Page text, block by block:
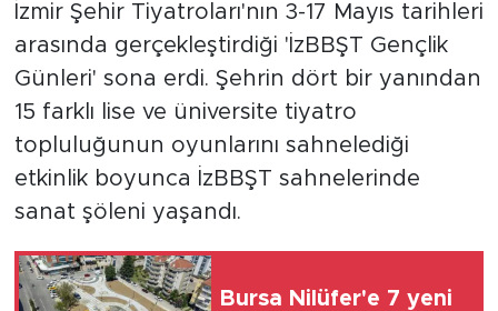
İzmir Şehir Tiyatroları'nın 3-17 Mayıs tarihleri
arasında gerçekleştirdiği 'İzBBŞT Gençlik
Günleri' sona erdi. Şehrin dört bir yanından
15 farklı lise ve üniversite tiyatro
topluluğunun oyunlarını sahnelediği
etkinlik boyunca İzBBŞT sahnelerinde
sanat şöleni yaşandı.
Bursa Nilüfer'e 7 yeni